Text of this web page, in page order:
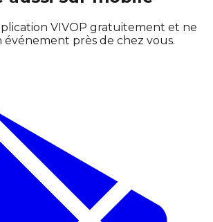
VIVOP gratuitement et ne
près de chez vous.